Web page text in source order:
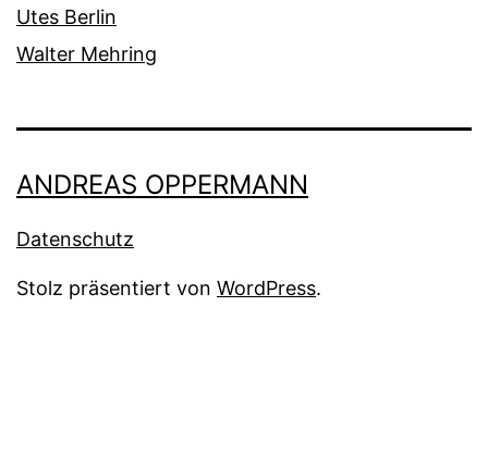
Utes Berlin
Walter Mehring
ANDREAS OPPERMANN
Datenschutz
Stolz präsentiert von WordPress.